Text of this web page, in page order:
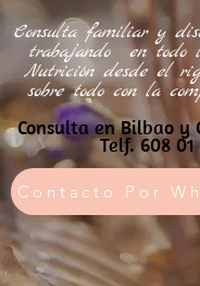
Consulta en Bilbao y
Telf.608 01
Contacto Por
Consulta familiar y
trabajando en todo
Nutrición desde el
sobre todo con la